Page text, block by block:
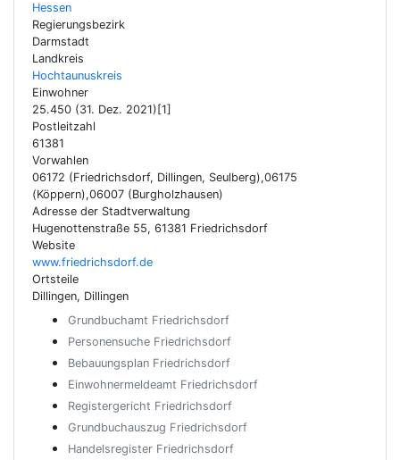
Hessen
Regierungsbezirk
Darmstadt
Landkreis
Hochtaunuskreis
Einwohner
25.450 (31. Dez. 2021)[1]
Postleitzahl
61381
Vorwahlen
06172 (Friedrichsdorf, Dillingen, Seulberg),06175
(Köppern),06007 (Burgholzhausen)
Adresse der Stadtverwaltung
Hugenottenstraße 55, 61381 Friedrichsdorf
Website
www.friedrichsdorf.de
Ortsteile
Dillingen, Dillingen
Grundbuchamt Friedrichsdorf
Personensuche Friedrichsdorf
Bebauungsplan Friedrichsdorf
Einwohnermeldeamt Friedrichsdorf
Registergericht Friedrichsdorf
Grundbuchauszug Friedrichsdorf
Handelsregister Friedrichsdorf